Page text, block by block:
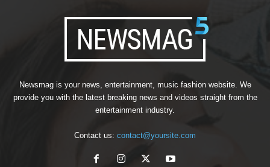
Newsmag is your news, entertainment, music fashion website. We
provide you with the latest breaking news and videos straight from the
entertainment industry.
Contact us: contact@yoursite.com